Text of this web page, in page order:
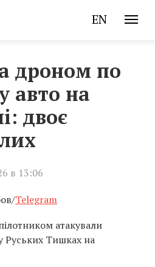
EN
дроном по
авто на
двоє
в 13:06
Telegram
атакували
Руських Тишках на